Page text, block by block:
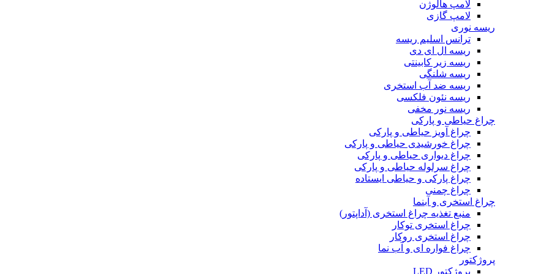
لامپ هالوژن
لامپ گازی
ریسه نوری
ترانس اسلیم ریسه
ریسه ال ای دی
ریسه زیر کابینتی
ریسه شلنگی
ریسه ضد آب استخری
ریسه نئون فلکسی
ریسه نور مخفی
چراغ حیاطی و پارکی
چراغ آویز حیاطی و پارکی
چراغ خورشیدی حیاطی و پارکی
چراغ دیواری حیاطی و پارکی
چراغ سرلوله حیاطی و پارکی
چراغ پارکی و حیاطی ایستاده
چراغ چمنی
چراغ استخری و آبنما
منبع تغذیه چراغ استخری (آداپتور)
چراغ استخری توکار
چراغ استخری روکار
چراغ فواره ای و آب نما
پروژکتور
پروژکتور LED